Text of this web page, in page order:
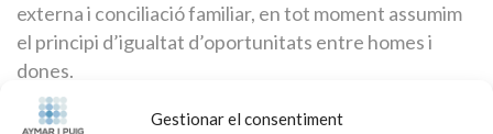
Gestionar el consentiment
externa i conciliació familiar, en tot moment assumim
el principi d’igualtat d’oportunitats entre homes i
dones.
El nostre objectiu és avançar en la consecució de la